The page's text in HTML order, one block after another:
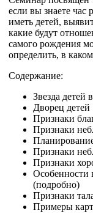
если вы знаете
иметь детей,
какие будут
самого рождения
определить, в
Содержание:
Звезда детей
Дворец детей
Признаки
Признаки
Признаки
Признаки
Особенности
(подробно)
Признаки
Примеры карт